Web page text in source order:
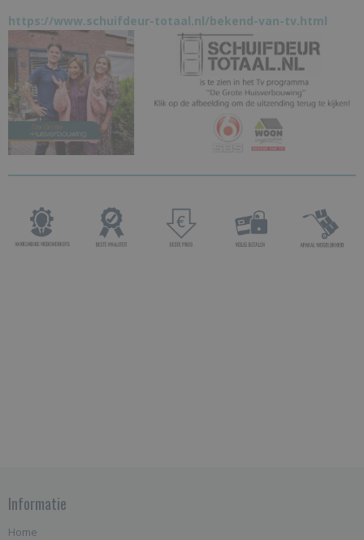
https://www.schuifdeur-totaal.nl/bekend-van-tv.html
Informatie
Home